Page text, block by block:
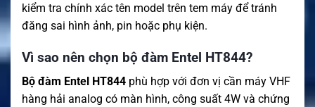
kiểm tra chính xác tên model trên tem máy để tránh
đăng sai hình ảnh, pin hoặc phụ kiện.
Vì sao nên chọn bộ đàm Entel HT844?
Bộ đàm Entel HT844 phù hợp với đơn vị cần máy VHF
hàng hải analog có màn hình, công suất 4W và chứng